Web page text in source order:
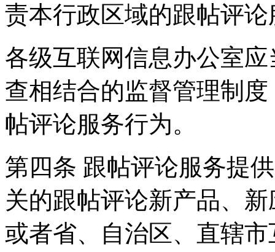
责本行政区域的跟帖评
各级互联网信息办公室
查相结合的监督管理制
帖评论服务行为。
第四条 跟帖评论服务提
关的跟帖评论新产品、
或者省、自治区、直辖